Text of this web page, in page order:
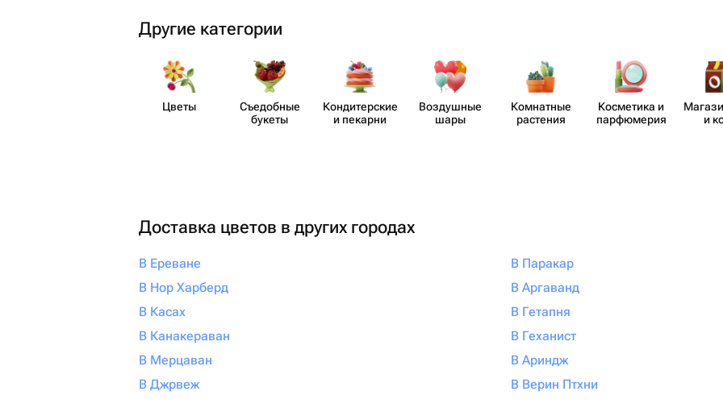
Другие категории
Цветы
Съедобные
букеты
Кондит​ерские
и пекарни
Воздушные
шары
Комнатные
растения
Косметика и
парф​юмерия
и
Доставка цветов в других городах
В Ереване
В Нор Харберд
В Касах
В Канакераван
В Мерцаван
В Джрвеж
В Паракар
В Аргаванд
В Гетапня
В Геханист
В Ариндж
В Верин Птхни